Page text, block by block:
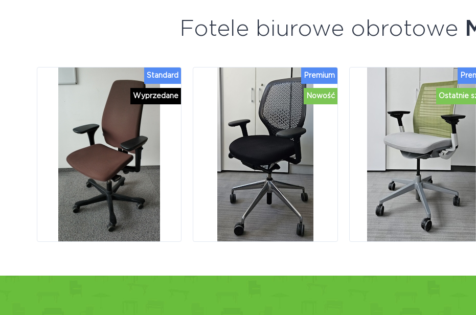
Fotele biurowe obrotowe
Wyprzedane
Standard
Nowość
Premium
Ostatnie